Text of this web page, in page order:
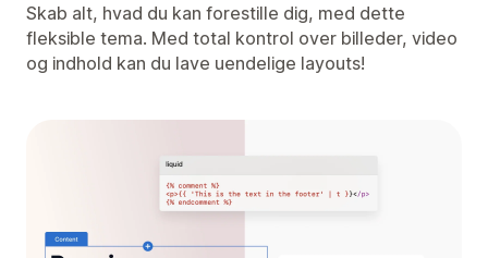
Skab alt, hvad du kan forestille dig, med dette
fleksible tema. Med total kontrol over billeder, video
og indhold kan du lave uendelige layouts!